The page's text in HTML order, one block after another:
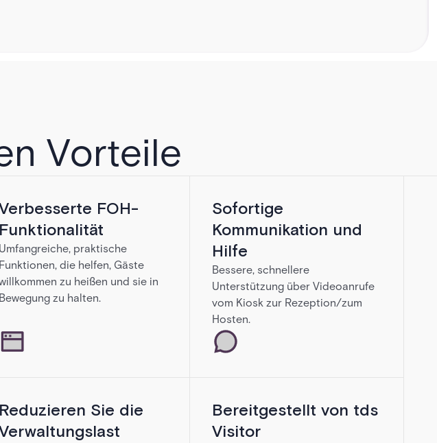
Vorteile
FOH-
Funktionalität
Umfangreiche, praktische
Funktionen, die helfen, Gäste
zu heißen und sie in
Bewegung zu halten.
Sofortige
Kommunikation und
Hilfe
Bessere, schnellere
Unterstützung über Videoanrufe
vom Kiosk zur Rezeption/zum
Hosten.
Reduzieren Sie die
Bereitgestellt von tds
Visitor